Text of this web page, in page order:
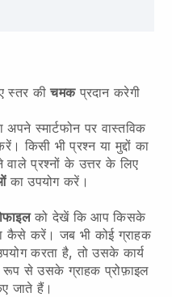
स्तर कीचमकप्रदान करेगी
स्मार्टफोन पर वास्तविक
किसी भी प्रश्न या मुद्दों का
प्रश्नों के उत्तर के लिए
का उपयोग करें।
को देखें कि आप किसके
कैसे करें। जब भी कोई ग्राहक
करता है, तो उसके कार्य
रूप से उसके ग्राहक प्रोफ़ाइल
जाते हैं।